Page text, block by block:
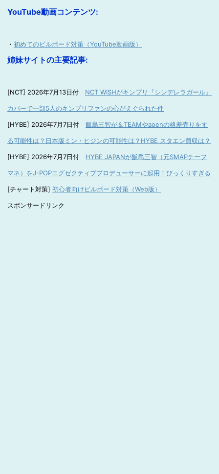
YouTube動画コンテンツ:
・ 初めてのビルボード対策（YouTube動画版）
姉妹サイトの主要記事:
[NCT] 2026年7月13日付 NCT WISHがキンプリ『シンデレラガール』
カバーで一部5人のキンプリファンの心がえぐられた件
[HYBE] 2026年7月7日付 飯島三智が＆TEAMやaoenの格差売りをす
る可能性は？日本版ミン・ヒジンの可能性は？HYBE スタエン買収は？
[HYBE] 2026年7月7日付 HYBE JAPANが飯島三智（元SMAPチーフ
マネ）をJ-POPエグゼクティブプロデューサーに起用！びっくりすぎる
[チャート対策] 初心者向けビルボード対策（Web版）
スポンサードリンク